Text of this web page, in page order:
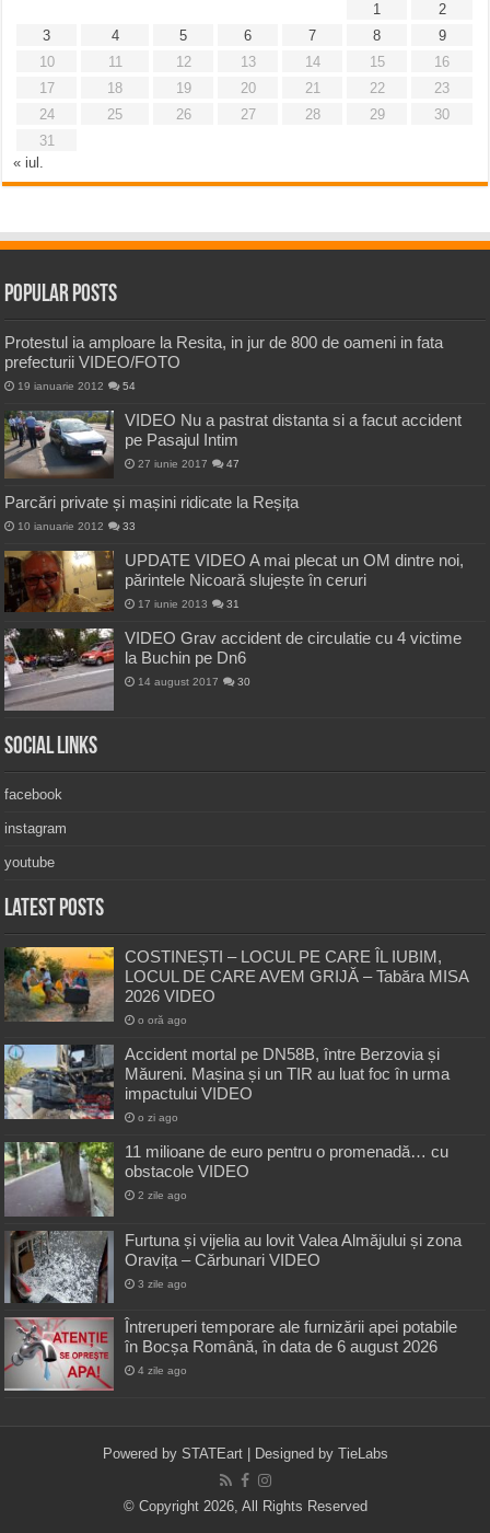
1
2
3
4 5 6 7 8
9
10
11 12 13 14 15
16
17
18 19 20 21 22
23
24
25 26 27 28 29
30
31
« iul.
Popular Posts
Protestul ia amploare la Resita, in jur de 800 de oameni in fata
prefecturii VIDEO/FOTO
19 ianuarie 2012 54
VIDEO Nu a pastrat distanta si a facut accident
pe Pasajul Intim
27 iunie 2017 47
Parcări private și mașini ridicate la Reșița
10 ianuarie 2012 33
UPDATE VIDEO A mai plecat un OM dintre noi,
părintele Nicoară slujește în ceruri
17 iunie 2013 31
VIDEO Grav accident de circulatie cu 4 victime
la Buchin pe Dn6
14 august 2017 30
Social Links
facebook
instagram
youtube
Latest Posts
COSTINEȘTI – LOCUL PE CARE ÎL IUBIM,
LOCUL DE CARE AVEM GRIJĂ – Tabăra MISA
2026 VIDEO
o oră ago
Accident mortal pe DN58B, între Berzovia și
Măureni. Mașina și un TIR au luat foc în urma
impactului VIDEO
o zi ago
11 milioane de euro pentru o promenadă… cu
obstacole VIDEO
2 zile ago
Furtuna și vijelia au lovit Valea Almăjului și zona
Oravița – Cărbunari VIDEO
3 zile ago
Întreruperi temporare ale furnizării apei potabile
în Bocșa Română, în data de 6 august 2026
4 zile ago
Powered by STATEart| Designed by TieLabs
© Copyright 2026, All Rights Reserved